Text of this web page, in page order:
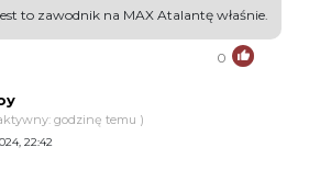
to zawodnik na MAX Atalantę właśnie.
0
godzinę temu )
22:42